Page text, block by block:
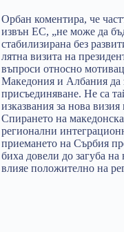
Орбан коментира, че
извън ЕС, „не може да
стабилизирана без
лятна визита на
въпроси относно
Македония и Албания да
присъединяване. Не са
изказвания за нова
Спирането на
регионални
приемането на Сърбия
биха довели до загуба
влияе положително на